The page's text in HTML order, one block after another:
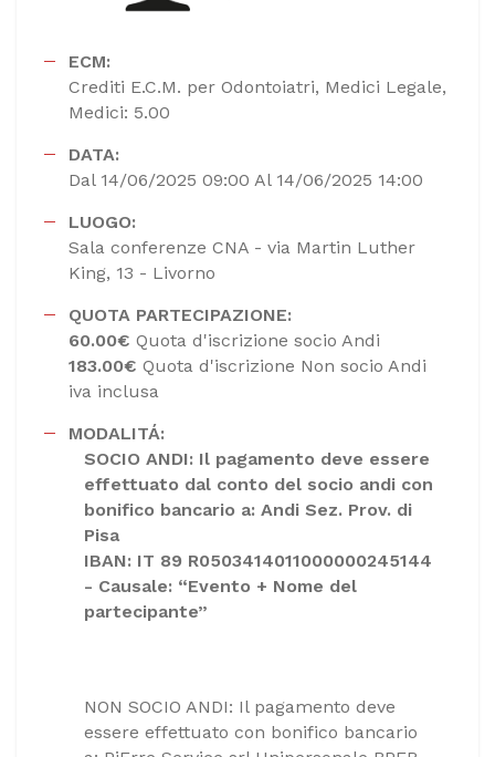
ECM:
Crediti E.C.M. per Odontoiatri, Medici Legale,
Medici: 5.00
DATA:
Dal 14/06/2025 09:00 Al 14/06/2025 14:00
LUOGO:
Sala conferenze CNA - via Martin Luther
King, 13 - Livorno
QUOTA PARTECIPAZIONE:
60.00€ Quota d'iscrizione socio Andi
183.00€ Quota d'iscrizione Non socio Andi
iva inclusa
MODALITÁ:
SOCIO ANDI: Il pagamento deve essere
effettuato dal conto del socio andi con
bonifico bancario a: Andi Sez. Prov. di
Pisa
IBAN: IT 89 R0503414011000000245144
- Causale: “Evento + Nome del
partecipante”
NON SOCIO ANDI: Il pagamento deve
essere effettuato con bonifico bancario